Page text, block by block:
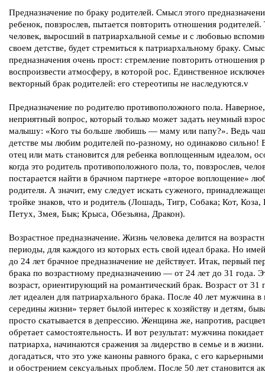
Предназначение по браку родителей. Смысл этого
ребенок, повзрослев, пытается повторить отношения родителей.
человек, выросший в патриархальной семье и с любовью
своем детстве, будет стремиться к патриархальному браку.
предназначения очень прост: стремление повторить отношения
воспроизвести атмосферу, в которой рос. Единственное
векторный брак родителей: его стереотипы не наследуются.v
Предназначение по родителю противоположного пола.
неприятный вопрос, который только может задать неумный
малышу: «Кого ты больше любишь — маму или папу?». Ведь
детстве мы любим родителей по-разному, но одинаково сильно!
отец или мать становится для ребенка воплощенным идеалом,
когда это родитель противоположного пола, то, повзрослев,
постарается найти в брачном партнере «второе воплощение»
родителя. А значит, ему следует искать суженого,
тройке знаков, что и родитель (Лошадь, Тигр, Собака; Кот, Коза,
Петух, Змея, Бык; Крыса, Обезьяна, Дракон).
Возрастное предназначение. Жизнь человека делится на
периоды, для каждого из которых есть свой идеал брака. Но
до 24 лет брачное предназначение не действует. Итак, первый
брака по возрастному предназначению — от 24 лет до 31 года.
возраст, ориентирующий на романтический брак. Возраст от 31
лет идеален для патриархального брака. После 40 лет мужчина в
середины жизни» теряет былой интерес к хозяйству и детям,
просто скатывается в депрессию. Женщина же, напротив,
обретает самостоятельность. И вот результат: мужчина покидает
патриарха, начинаются сражения за лидерство в семье и в
догадаться, что это уже каноны равного брака, с его
и обострением сексуальных проблем. После 50 лет становится